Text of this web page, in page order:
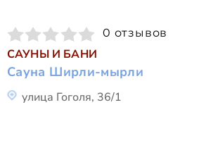
0 отзывов
САУНЫ И БАНИ
Сауна Ширли-мырли
улица Гоголя, 36/1